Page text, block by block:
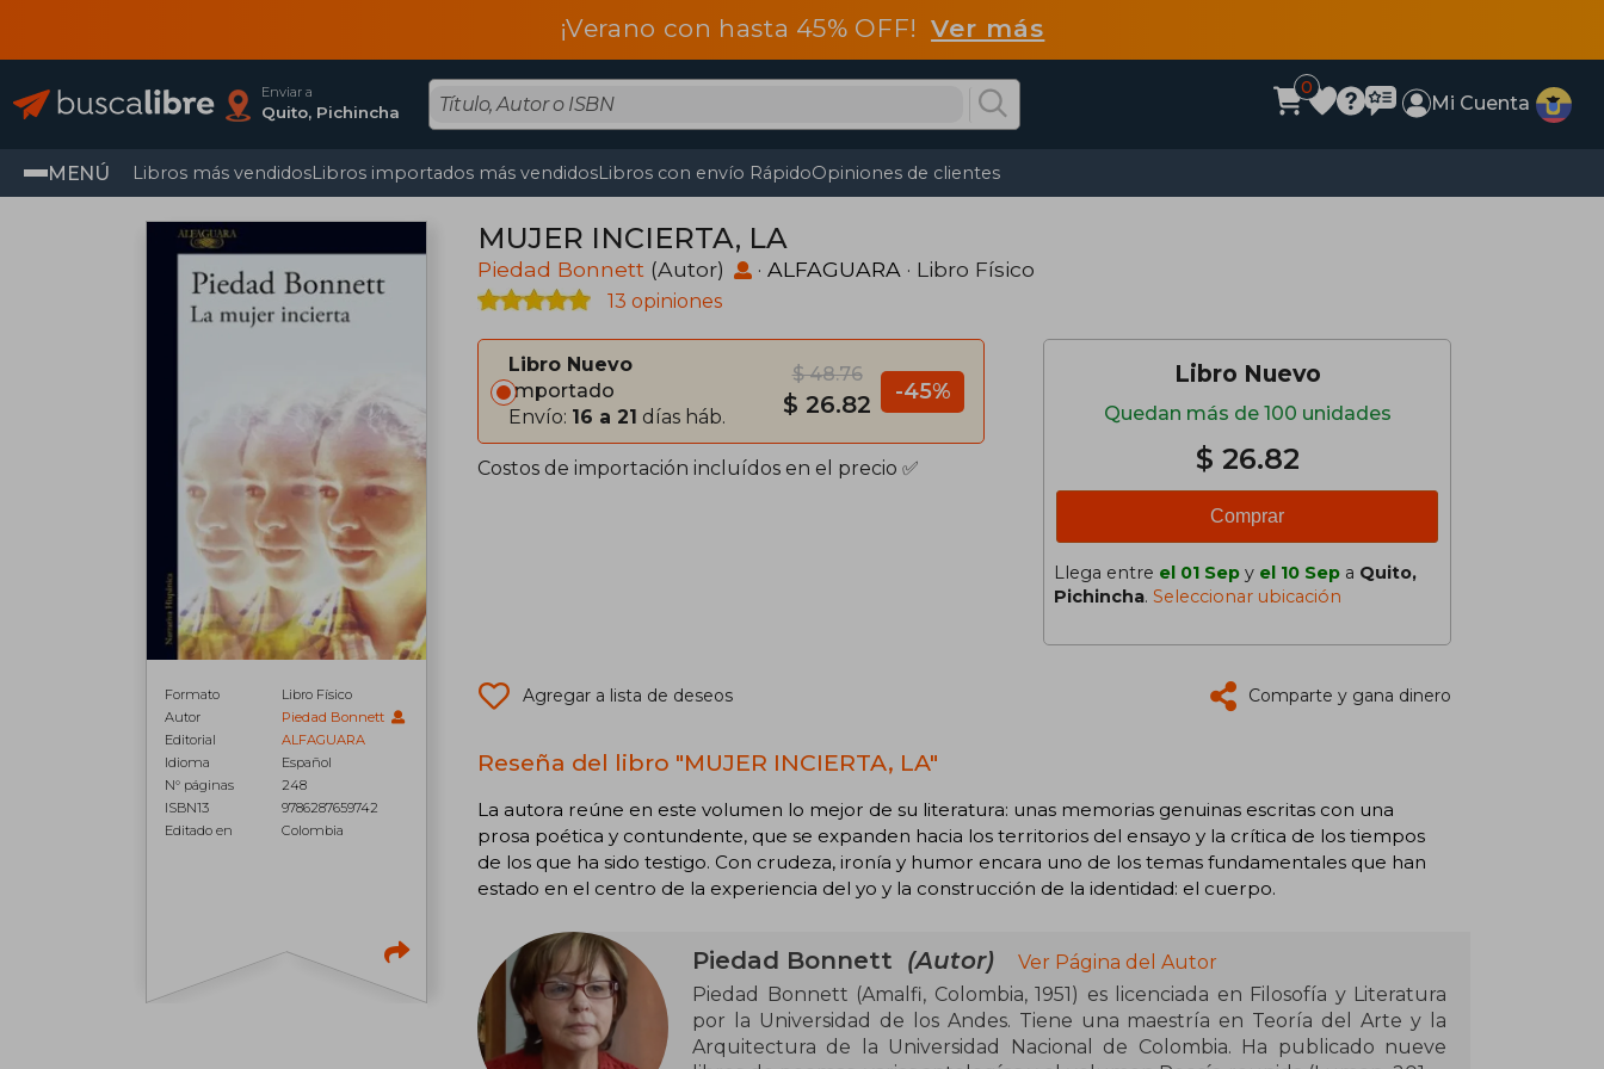
¡Verano con hasta 45% OFF!Ver más
Enviar a
Quito, Pichincha
0
Mi Cuenta
MENÚ Libros más vendidosLibros importados más vendidosLibros con envío RápidoOpiniones de clientes
Formato
Libro Físico
Autor
Piedad Bonnett
Editorial
ALFAGUARA
Idioma
Español
N° páginas
248
ISBN13
9786287659742
Editado en
Colombia
MUJER INCIERTA, LA
Piedad Bonnett (Autor) · ALFAGUARA · Libro Físico
13 opiniones
Libro Nuevo
Importado
Envío: 16 a 21 días háb.
$ 48.76
$ 26.82 -45%
Costos de importación incluídos en el precio ✅
Libro Nuevo
Quedan más de 100 unidades
$ 26.82
Comprar
Llega entre el 01 Sep y el 10 Sep a Quito,
Pichincha. Seleccionar ubicación
Agregar a lista de deseos Comparte y gana dinero
Reseña del libro "MUJER INCIERTA, LA"
La autora reúne en este volumen lo mejor de su literatura: unas memorias genuinas escritas con una
prosa poética y contundente, que se expanden hacia los territorios del ensayo y la crítica de los tiempos
de los que ha sido testigo. Con crudeza, ironía y humor encara uno de los temas fundamentales que han
estado en el centro de la experiencia del yo y la construcción de la identidad: el cuerpo. ​
Piedad Bonnett (Autor)
Ver Página del Autor
Piedad Bonnett (Amalfi, Colombia, 1951) es licenciada en Filosofía y Literatura
por la Universidad de los Andes. Tiene una maestría en Teoría del Arte y la
Arquitectura de la Universidad Nacional de Colombia. Ha publicado nueve